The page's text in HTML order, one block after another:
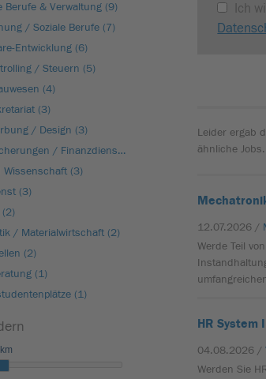
Berufe & Verwaltung (9)
/ Soziale Berufe (7)
Entwicklung (6)
/ Steuern (5)
(4)
(3)
/ Design (3)
Banken / Versicherungen / Finanzdienstleister (3)
(3)
(3)
(2)
/ Materialwirtschaft (2)
(2)
(1)
(1)
Ich
Leider ergab
ähnliche Jobs.
12.07.2026 /
Werde Teil
HR System
04.08.2026 /
Werden Sie